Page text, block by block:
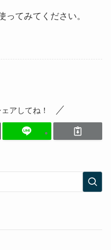
ってみてください。
アしてね！